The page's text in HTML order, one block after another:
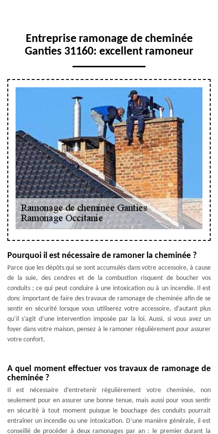
Entreprise ramonage de cheminée
Ganties 31160: excellent ramoneur
Pourquoi il est nécessaire de ramoner la cheminée ?
Parce que les dépôts qui se sont accumulés dans votre accessoire, à cause
de la suie, des cendres et de la combustion risquent de boucher vos
conduits ; ce qui peut conduire à une intoxication ou à un incendie. Il est
donc important de faire des travaux de ramonage de cheminée afin de se
sentir en sécurité lorsque vous utiliserez votre accessoire, d’autant plus
qu’il s’agit d’une intervention imposée par la loi. Aussi, si vous avez un
foyer dans votre maison, pensez à le ramoner régulièrement pour assurer
votre confort.
A quel moment effectuer vos travaux de ramonage de
cheminée ?
Il est nécessaire d’entretenir régulièrement votre cheminée, non
seulement pour en assurer une bonne tenue, mais aussi pour vous sentir
en sécurité à tout moment puisque le bouchage des conduits pourrait
entraîner un incendie ou une intoxication. D’une manière générale, il est
conseillé de procéder à deux ramonages par an : le premier durant la